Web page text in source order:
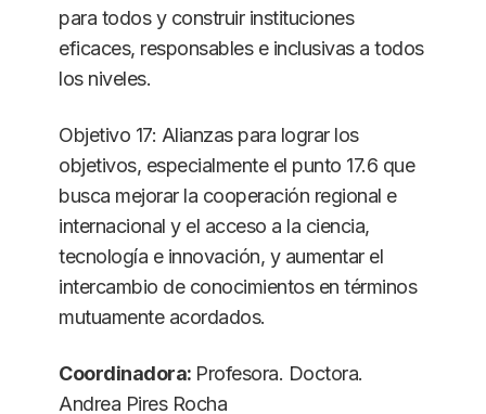
para todos y construir instituciones
eficaces, responsables e inclusivas a todos
los niveles.
Objetivo 17: Alianzas para lograr los
objetivos, especialmente el punto 17.6 que
busca mejorar la cooperación regional e
internacional y el acceso a la ciencia,
tecnología e innovación, y aumentar el
intercambio de conocimientos en términos
mutuamente acordados.
Coordinadora: Profesora. Doctora.
Andrea Pires Rocha